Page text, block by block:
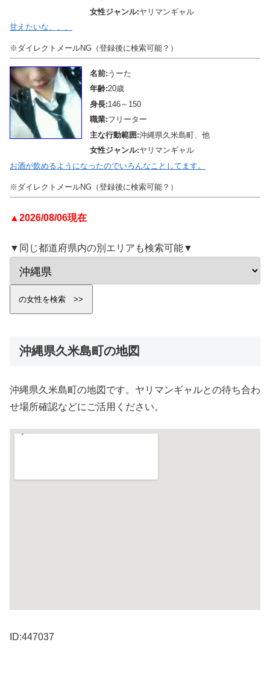
女性ジャンル:ヤリマンギャル
甘えたいな、、、
※ダイレクトメールNG（登録後に検索可能？）
名前: うーた
年齢:20歳
身長:146～150
職業:フリーター
主な行動範囲:沖縄県久米島町、他
女性ジャンル:ヤリマンギャル
お酒が飲めるようになったのでいろんなことしてます。
※ダイレクトメールNG（登録後に検索可能？）
▲2026/08/06現在
▼同じ都道府県内の別エリアも検索可能▼
沖縄県久米島町の地図
沖縄県久米島町の地図です。ヤリマンギャルとの待ち合わ
せ場所確認などにご活用ください。
ID:447037